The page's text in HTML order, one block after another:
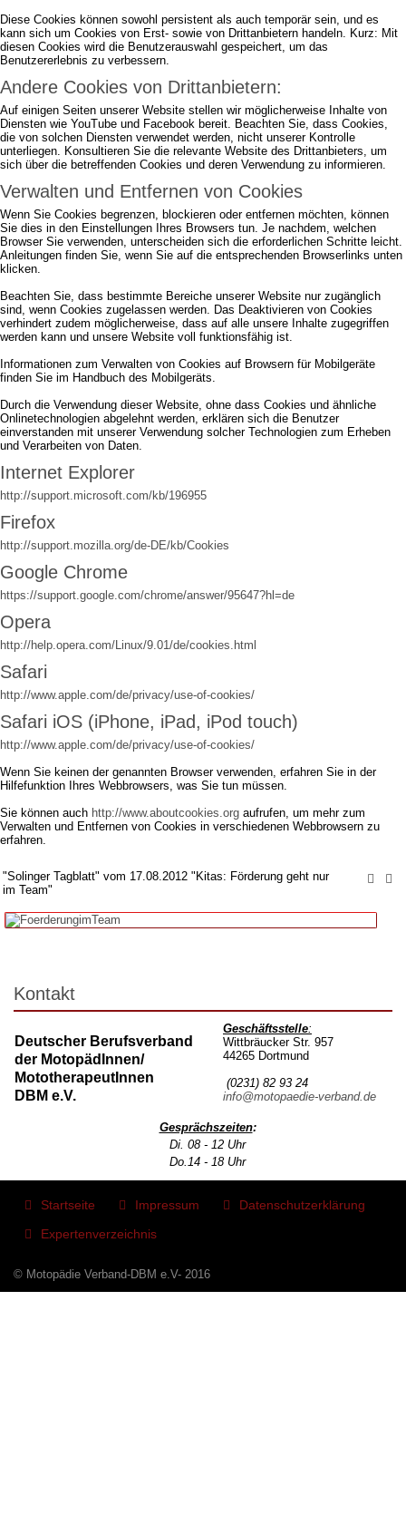
Diese Cookies können sowohl persistent als auch temporär sein, und es
kann sich um Cookies von Erst- sowie von Drittanbietern handeln. Kurz: Mit
diesen Cookies wird die Benutzerauswahl gespeichert, um das
Benutzererlebnis zu verbessern.
Andere Cookies von Drittanbietern:
Auf einigen Seiten unserer Website stellen wir möglicherweise Inhalte von
Diensten wie YouTube und Facebook bereit. Beachten Sie, dass Cookies,
die von solchen Diensten verwendet werden, nicht unserer Kontrolle
unterliegen. Konsultieren Sie die relevante Website des Drittanbieters, um
sich über die betreffenden Cookies und deren Verwendung zu informieren.
Verwalten und Entfernen von Cookies
Wenn Sie Cookies begrenzen, blockieren oder entfernen möchten, können
Sie dies in den Einstellungen Ihres Browsers tun. Je nachdem, welchen
Browser Sie verwenden, unterscheiden sich die erforderlichen Schritte leicht.
Anleitungen finden Sie, wenn Sie auf die entsprechenden Browserlinks unten
klicken.
Beachten Sie, dass bestimmte Bereiche unserer Website nur zugänglich
sind, wenn Cookies zugelassen werden. Das Deaktivieren von Cookies
verhindert zudem möglicherweise, dass auf alle unsere Inhalte zugegriffen
werden kann und unsere Website voll funktionsfähig ist.
Informationen zum Verwalten von Cookies auf Browsern für Mobilgeräte
finden Sie im Handbuch des Mobilgeräts.
Durch die Verwendung dieser Website, ohne dass Cookies und ähnliche
Onlinetechnologien abgelehnt werden, erklären sich die Benutzer
einverstanden mit unserer Verwendung solcher Technologien zum Erheben
und Verarbeiten von Daten.
Internet Explorer
http://support.microsoft.com/kb/196955
Firefox
http://support.mozilla.org/de-DE/kb/Cookies
Google Chrome
https://support.google.com/chrome/answer/95647?hl=de
Opera
http://help.opera.com/Linux/9.01/de/cookies.html
Safari
http://www.apple.com/de/privacy/use-of-cookies/
Safari iOS (iPhone, iPad, iPod touch)
http://www.apple.com/de/privacy/use-of-cookies/
Wenn Sie keinen der genannten Browser verwenden, erfahren Sie in der
Hilfefunktion Ihres Webbrowsers, was Sie tun müssen.
Sie können auch http://www.aboutcookies.org aufrufen, um mehr zum
Verwalten und Entfernen von Cookies in verschiedenen Webbrowsern zu
erfahren.
"Solinger Tagblatt" vom 17.08.2012 "Kitas: Förderung geht nur
im Team"
Kontakt
Deutscher Berufsverband
der MotopädInnen/
MototherapeutInnen
DBM e.V.
Geschäftsstelle:
Wittbräucker Str. 957
44265 Dortmund
(0231) 82 93 24
info@motopaedie-verband.de
Gesprächszeiten:
Di. 08 - 12 Uhr
Do.14 - 18 Uhr
Startseite Impressum Datenschutzerklärung
Expertenverzeichnis
© Motopädie Verband-DBM e.V- 2016